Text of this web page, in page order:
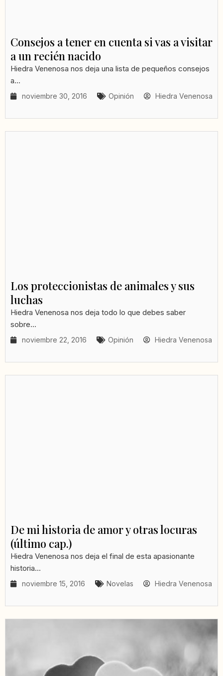
Consejos a tener en cuenta si vas a visitar
a un recién nacido
Hiedra Venenosa nos deja una lista de pequeños consejos
a...
noviembre 30, 2016 Opinión Hiedra Venenosa
Los proteccionistas de animales y sus
luchas
Hiedra Venenosa nos deja todo lo que debes saber
sobre...
noviembre 22, 2016 Opinión Hiedra Venenosa
De mi historia de amor y otras locuras
(último cap.)
Hiedra Venenosa nos deja el final de esta apasionante
historia...
noviembre 15, 2016 Novelas Hiedra Venenosa